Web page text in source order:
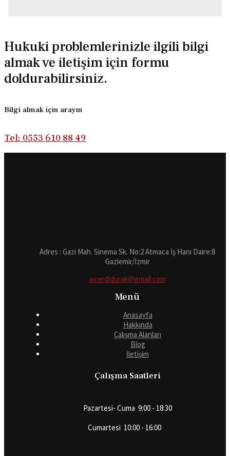
Gaziemir
İcra
Avukatı
Hukuki problemlerinizle ilgili bilgi
almak ve iletişim için formu
doldurabilirsiniz.
Bilgi almak için arayın
Tel: 0553 610 88 49
Adres : Gazi Mah. Sinema Sk. No:2 Atmaca İş Hanı Daire:8
Gaziemir/İzmir
av.erdidurak@gmail.com
Menü
Anasayfa
Hakkında
Çalışma Alanları
Blog
İletişim
Çalışma Saatleri
Pazartesi- Cuma 9:00 - 18:30
Cumartesi 10:00 - 16:00